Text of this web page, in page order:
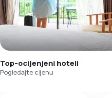
Top-ocijenjeni hoteli
Pogledajte cijenu